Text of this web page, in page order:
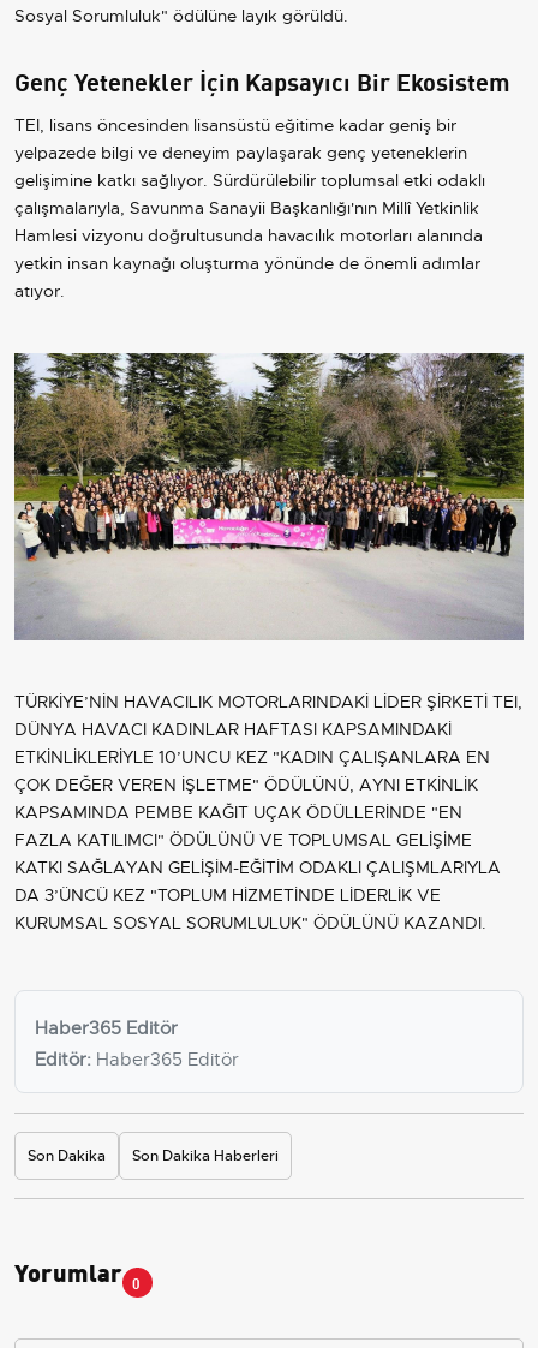
Sosyal Sorumluluk" ödülüne layık görüldü.
Genç Yetenekler İçin Kapsayıcı Bir Ekosistem
TEI, lisans öncesinden lisansüstü eğitime kadar geniş bir
yelpazede bilgi ve deneyim paylaşarak genç yeteneklerin
gelişimine katkı sağlıyor. Sürdürülebilir toplumsal etki odaklı
çalışmalarıyla, Savunma Sanayii Başkanlığı'nın Millî Yetkinlik
Hamlesi vizyonu doğrultusunda havacılık motorları alanında
yetkin insan kaynağı oluşturma yönünde de önemli adımlar
atıyor.
TÜRKİYE’NİN HAVACILIK MOTORLARINDAKİ LİDER ŞİRKETİ TEI,
DÜNYA HAVACI KADINLAR HAFTASI KAPSAMINDAKİ
ETKİNLİKLERİYLE 10’UNCU KEZ "KADIN ÇALIŞANLARA EN
ÇOK DEĞER VEREN İŞLETME" ÖDÜLÜNÜ, AYNI ETKİNLİK
KAPSAMINDA PEMBE KAĞIT UÇAK ÖDÜLLERİNDE "EN
FAZLA KATILIMCI" ÖDÜLÜNÜ VE TOPLUMSAL GELİŞİME
KATKI SAĞLAYAN GELİŞİM-EĞİTİM ODAKLI ÇALIŞMLARIYLA
DA 3’ÜNCÜ KEZ "TOPLUM HİZMETİNDE LİDERLİK VE
KURUMSAL SOSYAL SORUMLULUK" ÖDÜLÜNÜ KAZANDI.
Haber365 Editör
Editör: Haber365 Editör
Son Dakika Son Dakika Haberleri
Yorumlar 0